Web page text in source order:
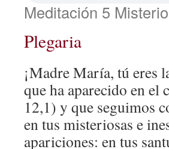
Meditación 5 Misterio
Plegaria
¡Madre María, tú eres
que ha aparecido en el
12,1) y que seguimos
en tus misteriosas e
apariciones: en tus